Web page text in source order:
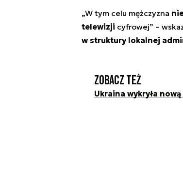
„W tym celu mężczyzna
telewizji cyfrowej” –
w struktury lokalnej
Zobacz też
Ukraina wykryła